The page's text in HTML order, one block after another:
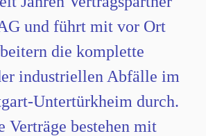
und führt mit vor Ort
die komplette
industriellen Abfälle im
Untertürkheim durch.
Verträge bestehen mit